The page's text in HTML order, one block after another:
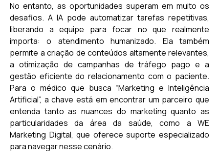
No entanto, as oportunidades superam em muito os
desafios. A IA pode automatizar tarefas repetitivas,
liberando a equipe para focar no que realmente
importa: o atendimento humanizado. Ela também
permite a criação de conteúdos altamente relevantes,
a otimização de campanhas de tráfego pago e a
gestão eficiente do relacionamento com o paciente.
Para o médico que busca “Marketing e Inteligência
Artificial”, a chave está em encontrar um parceiro que
entenda tanto as nuances do marketing quanto as
particularidades da área da saúde, como a WE
Marketing Digital, que oferece suporte especializado
para navegar nesse cenário.